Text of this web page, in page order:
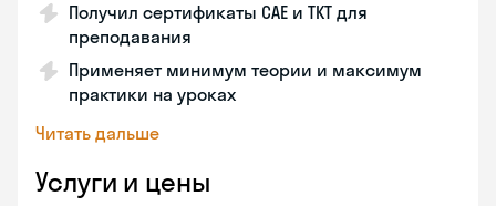
Получил сертификаты CAE и TKT для
преподавания
Применяет минимум теории и максимум
практики на уроках
Читать дальше
Услуги и цены